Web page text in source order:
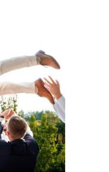
groupe : et si on
?